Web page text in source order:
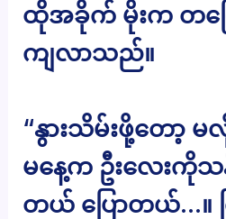
ထိုအခိုက် မိုးက တဖြ
ကျလာသည်။
“နွားသိမ်းဖို့တော့
မနေ့က ဦးလေးကိုသန်
တယ် ပြောတယ်…။